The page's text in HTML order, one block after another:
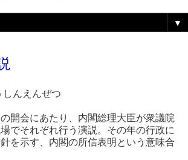
▼
んえんぜつ
開会にあたり、内閣総理大臣が衆議院
でそれぞれ行う演説。その年の行政に
を示す、内閣の所信表明という意味合